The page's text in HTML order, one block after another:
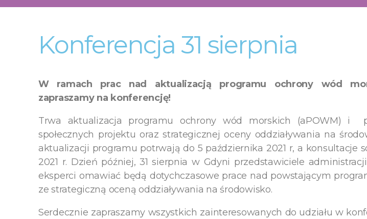
Konferencja 31 sierpnia
W ramach prac nad aktualizacją programu ochrony wód
zapraszamy na konferencję!
Trwa aktualizacja programu ochrony wód morskich (aPOWM) i
społecznych projektu oraz strategicznej oceny oddziaływania na
aktualizacji programu potrwają do 5 października 2021 r, a konsultacje
2021 r. Dzień później, 31 sierpnia w Gdyni przedstawiciele
eksperci omawiać będą dotychczasowe prace nad powstającym
ze strategiczną oceną oddziaływania na środowisko.
Serdecznie zapraszamy wszystkich zainteresowanych do udziału w